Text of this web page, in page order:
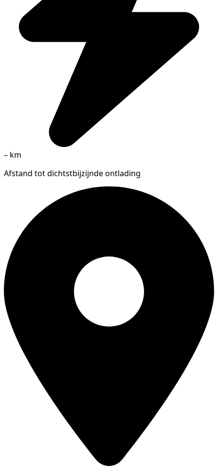
– km
Afstand tot dichtstbijzijnde ontlading